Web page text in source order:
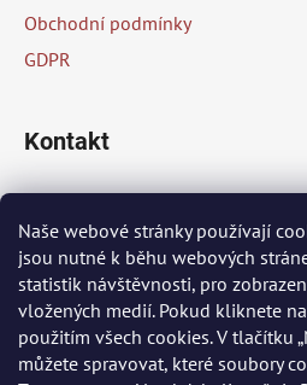
Naše webové stránky používají
jsou nutné k běhu webových
statistik návštěvnosti, pro
vložených medií. Pokud kliknete
použitím všech cookies. V tlačítku
můžete spravovat, které soubory
Obchodní podmínky
GDPR
Kontakt
+420 778 002 430
Přijímáme online platby